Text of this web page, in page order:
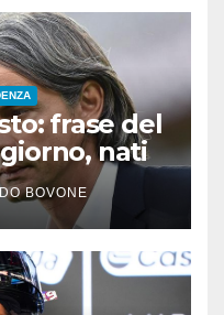
frase del
nati
BOVONE